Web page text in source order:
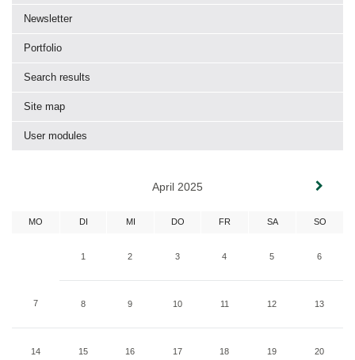
Newsletter
Portfolio
Search results
Site map
User modules
April 2025
MO DI MI DO FR SA SO
1 2 3 4 5 6
7 8 9 10 11 12 13
14 15 16 17 18 19 20